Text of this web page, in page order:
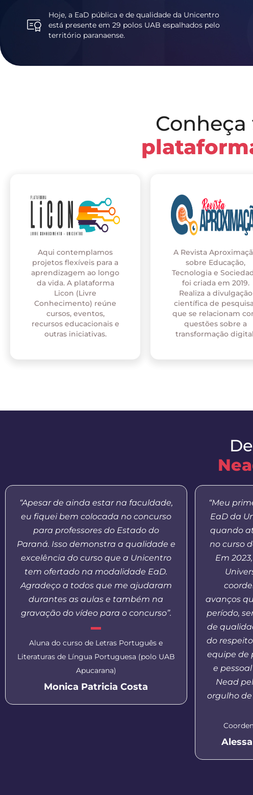
Hoje, a EaD pública e de qualidade da Unicentro
está presente em 29 polos UAB espalhados pelo
território paranaense.
Aqui contemplamos
projetos flexíveis para a
aprendizagem ao longo
da vida. A plataforma
Licon (Livre
Conhecimento) reúne
cursos, eventos,
recursos educacionais e
outras iniciativas.
A Revista
sobre Educação,
Tecnologia e
foi criada em 2019.
Realiza a divulgação
científica de
que se relacionam
questões sobre a
transformação
“Apesar de ainda estar na faculdade,
eu fiquei bem colocada no concurso
para professores do Estado do
Paraná. Isso demonstra a qualidade e
excelência do curso que a Unicentro
tem ofertado na modalidade EaD.
Agradeço a todos que me ajudaram
durantes as aulas e também na
gravação do vídeo para o concurso”.
Aluna do curso de Letras Português e
Literaturas de Língua Portuguesa (polo UAB
Apucarana)
Monica Patricia Costa
“Meu
EaD da
quando
no curso
Em
avanços
período,
de
do
equipe de
e
Nead
orgulho de